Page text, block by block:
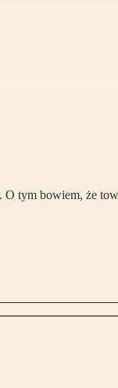
tym bowiem, że